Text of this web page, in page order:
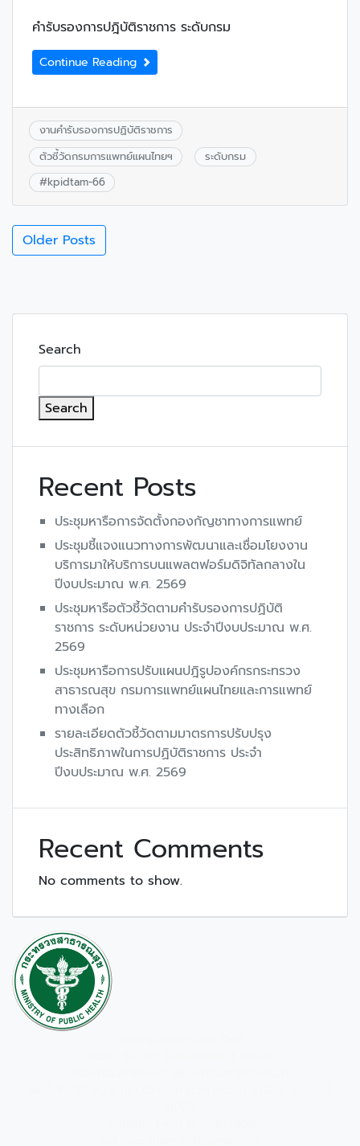
คำรับรองการปฎิบัติราชการ ระดับกรม
Continue Reading
งานคำรับรองการปฏิบัติราชการ
ตัวชี้วัดกรมการแพทย์แผนไทยฯ
ระดับกรม
#kpidtam-66
Older Posts
Search
Search
Recent Posts
ประชุมหารือการจัดตั้งกองกัญชาทางการแพทย์
ประชุมชี้แจงแนวทางการพัฒนาและเชื่อมโยงงาน
บริการมาให้บริการบนแพลตฟอร์มดิจิทัลกลางใน
ปีงบประมาณ พ.ศ. 2569
ประชุมหารือตัวชี้วัดตามคำรับรองการปฏิบัติ
ราชการ ระดับหน่วยงาน ประจำปีงบประมาณ พ.ศ.
2569
ประชุมหารือการปรับแผนปฎิรูปองค์กรกระทรวง
สาธารณสุข กรมการแพทย์แผนไทยและการแพทย์
ทางเลือก
รายละเอียดตัวชี้วัดตามมาตรการปรับปรุง
ประสิทธิภาพในการปฏิบัติราชการ ประจำ
ปีงบประมาณ พ.ศ. 2569
Recent Comments
No comments to show.